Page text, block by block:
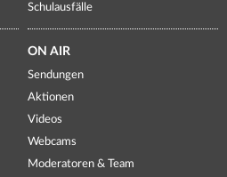
Schulausfälle
ON AIR
Sendungen
Aktionen
Videos
Webcams
Moderatoren & Team